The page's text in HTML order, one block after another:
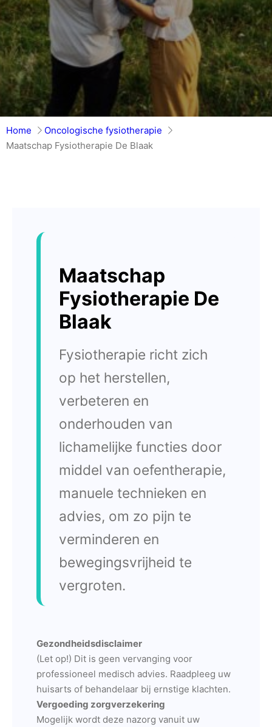
Home
Oncologische fysiotherapie
Maatschap Fysiotherapie De Blaak
Maatschap
Fysiotherapie De
Blaak
Fysiotherapie richt zich
op het herstellen,
verbeteren en
onderhouden van
lichamelijke functies door
middel van oefentherapie,
manuele technieken en
advies, om zo pijn te
verminderen en
bewegingsvrijheid te
vergroten.
Gezondheidsdisclaimer
(Let op!) Dit is geen vervanging voor
professioneel medisch advies. Raadpleeg uw
huisarts of behandelaar bij ernstige klachten.
Vergoeding zorgverzekering
Mogelijk wordt deze nazorg vanuit uw